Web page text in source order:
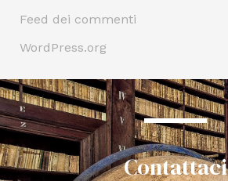
Feed dei commenti
WordPress.org
Contattaci